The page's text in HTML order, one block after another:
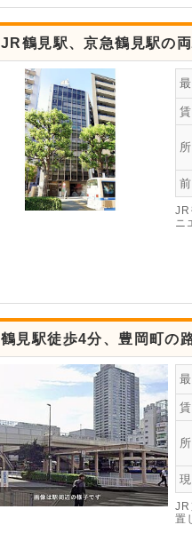
JR鶴見駅、京急鶴見駅の
JR
ニ
鶴見駅徒歩4分、豊岡町の
JR
置